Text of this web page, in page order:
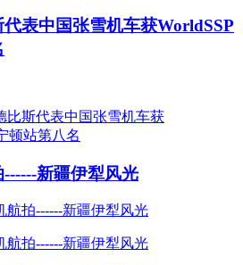
表中国张雪机车获WorldSSP
新疆伊犁风光